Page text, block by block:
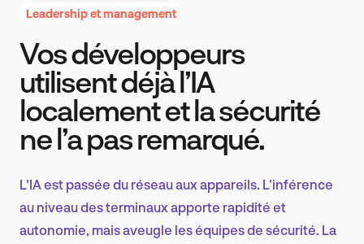
Recherche et conception produit
Tendances sectorielles
EN
Leadership et management
Vos développeurs
utilisent déjà l’IA
localement et la sécurité
ne l’a pas remarqué.
L'IA est passée du réseau aux appareils. L'inférence
au niveau des terminaux apporte rapidité et
autonomie, mais aveugle les équipes de sécurité. La